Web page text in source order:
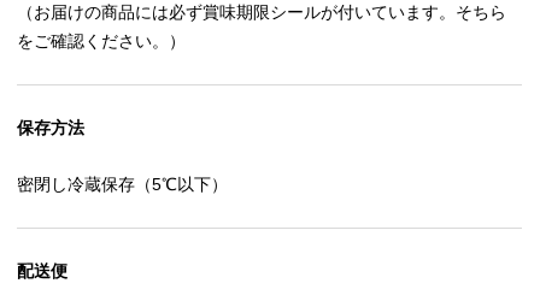
（お届けの商品には必ず賞味期限シールが付いています。そちら
をご確認ください。）
保存方法
密閉し冷蔵保存（5℃以下）
配送便